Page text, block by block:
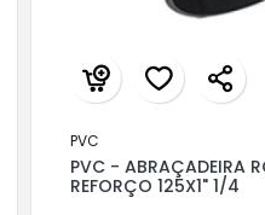
PVC
PVC - ABRAÇADEIRA
REFORÇO 125X1" 1/4